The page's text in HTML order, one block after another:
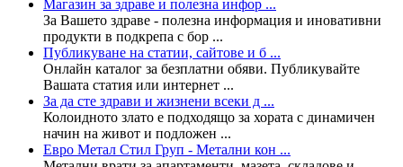
Магазин за здраве и полезна инфор ...
За Вашето здраве - полезна информация и иновативни
продукти в подкрепа с бор ...
Публикуване на статии, сайтове и б ...
Онлайн каталог за безплатни обяви. Публикувайте
Вашата статия или интернет ...
За да сте здрави и жизнени всеки д ...
Колoидното злато е подходящо за хората с динамичен
начин на живот и подложен ...
Евро Метал Стил Груп - Метални кон ...